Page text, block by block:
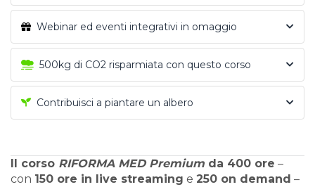
Webinar ed eventi integrativi in omaggio
500kg di CO2 risparmiata con questo corso
Contribuisci a piantare un albero
Il corso RIFORMA MED Premium da 400 ore –
con 150 ore in live streaming e 250 on demand –